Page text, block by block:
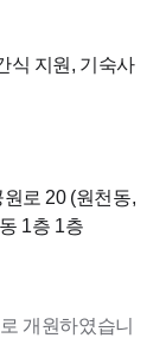
달)
세 지원(30만원)
적으로 증가하
에서 많이! 많이 높
식 지원, 기숙사
로 20 (원천동,
1층 1층
개원하였습니